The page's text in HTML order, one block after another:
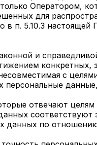
Оператором,
для
в п. 5.10.3
и
конкретных,
с
отвечают целям
соответствуют
данных по